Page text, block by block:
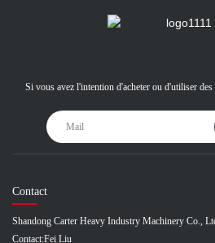
Si vous avez l'intention d'acheter ou d'utiliser
Contact
Shandong Carter Heavy Industry Machinery Co.,
Contact:Fei Liu